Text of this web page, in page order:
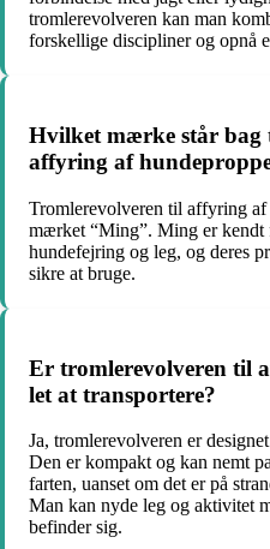
tromlerevolveren kan man
forskellige discipliner og opnå
Hvilket mærke står bag
affyring af
Tromlerevolveren til affyring af
mærket “Ming”. Ming er kendt
hundefejring og leg, og deres
sikre at bruge.
Er tromlerevolveren til
let at transportere?
Ja, tromlerevolveren er
Den er kompakt og kan nemt
farten, uanset om det er på
Man kan nyde leg og aktivitet
befinder sig.